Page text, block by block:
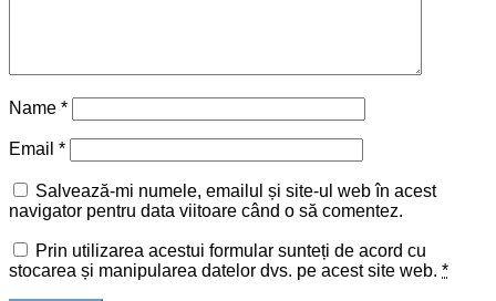
Name *
Email *
Salvează-mi numele, emailul și site-ul web în acest
navigator pentru data viitoare când o să comentez.
Prin utilizarea acestui formular sunteți de acord cu
stocarea și manipularea datelor dvs. pe acest site web. *